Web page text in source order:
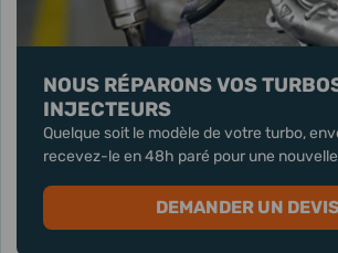
NOUS RÉPARONS VOS
INJECTEURS
Quelque soit le modèle de votre turbo,
recevez-le en 48h paré pour une
DEMANDER UN DEVIS